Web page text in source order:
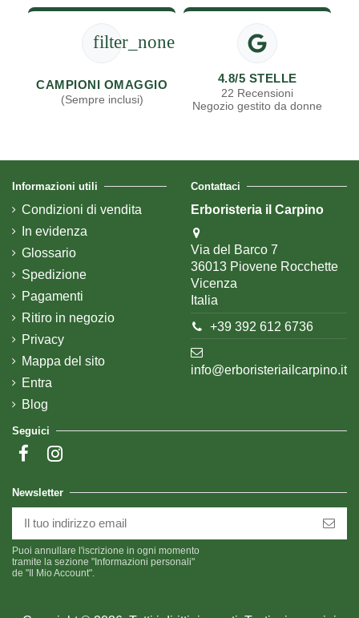
filter_none
CAMPIONI OMAGGIO
(Sempre inclusi)
4.8/5 STELLE
22 Recensioni
Negozio gestito da donne
Informazioni utili
Condizioni di vendita
In evidenza
Glossario
Spedizione
Pagamenti
Ritiro in negozio
Privacy
Mappa del sito
Entra
Blog
Contattaci
Erboristeria il Carpino
Via del Barco 7
36013 Piovene Rocchette
Vicenza
Italia
+39 392 612 6736
info@erboristeriailcarpino.it
Seguici
Newsletter
Puoi annullare l'iscrizione in ogni momento
tramite la sezione "Informazioni personali"
de "Il Mio Account".